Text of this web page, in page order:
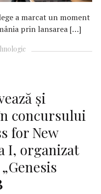
a marcat un moment
prin lansarea […]
și
concursului
for New
I, organizat